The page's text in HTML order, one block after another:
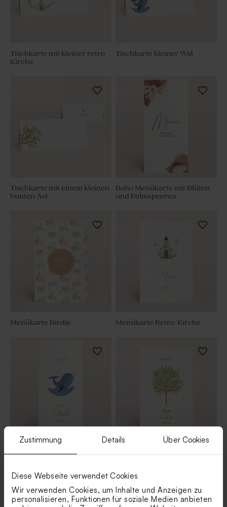
Zustimmung Details Über Cookies
Diese Webseite verwendet Cookies
Wir verwenden Cookies, um Inhalte und Anzeigen zu
personalisieren, Funktionen für soziale Medien anbieten
Tischkarte mit kleiner retro
Kirche
Tischkarte kleiner Wal
Tischkarte mit einem kleinen
bunten Ast
Boho Menükarte mit Blüten
und Palmspeeren
Menükarte Birdie Menükarte Retro-Kirche